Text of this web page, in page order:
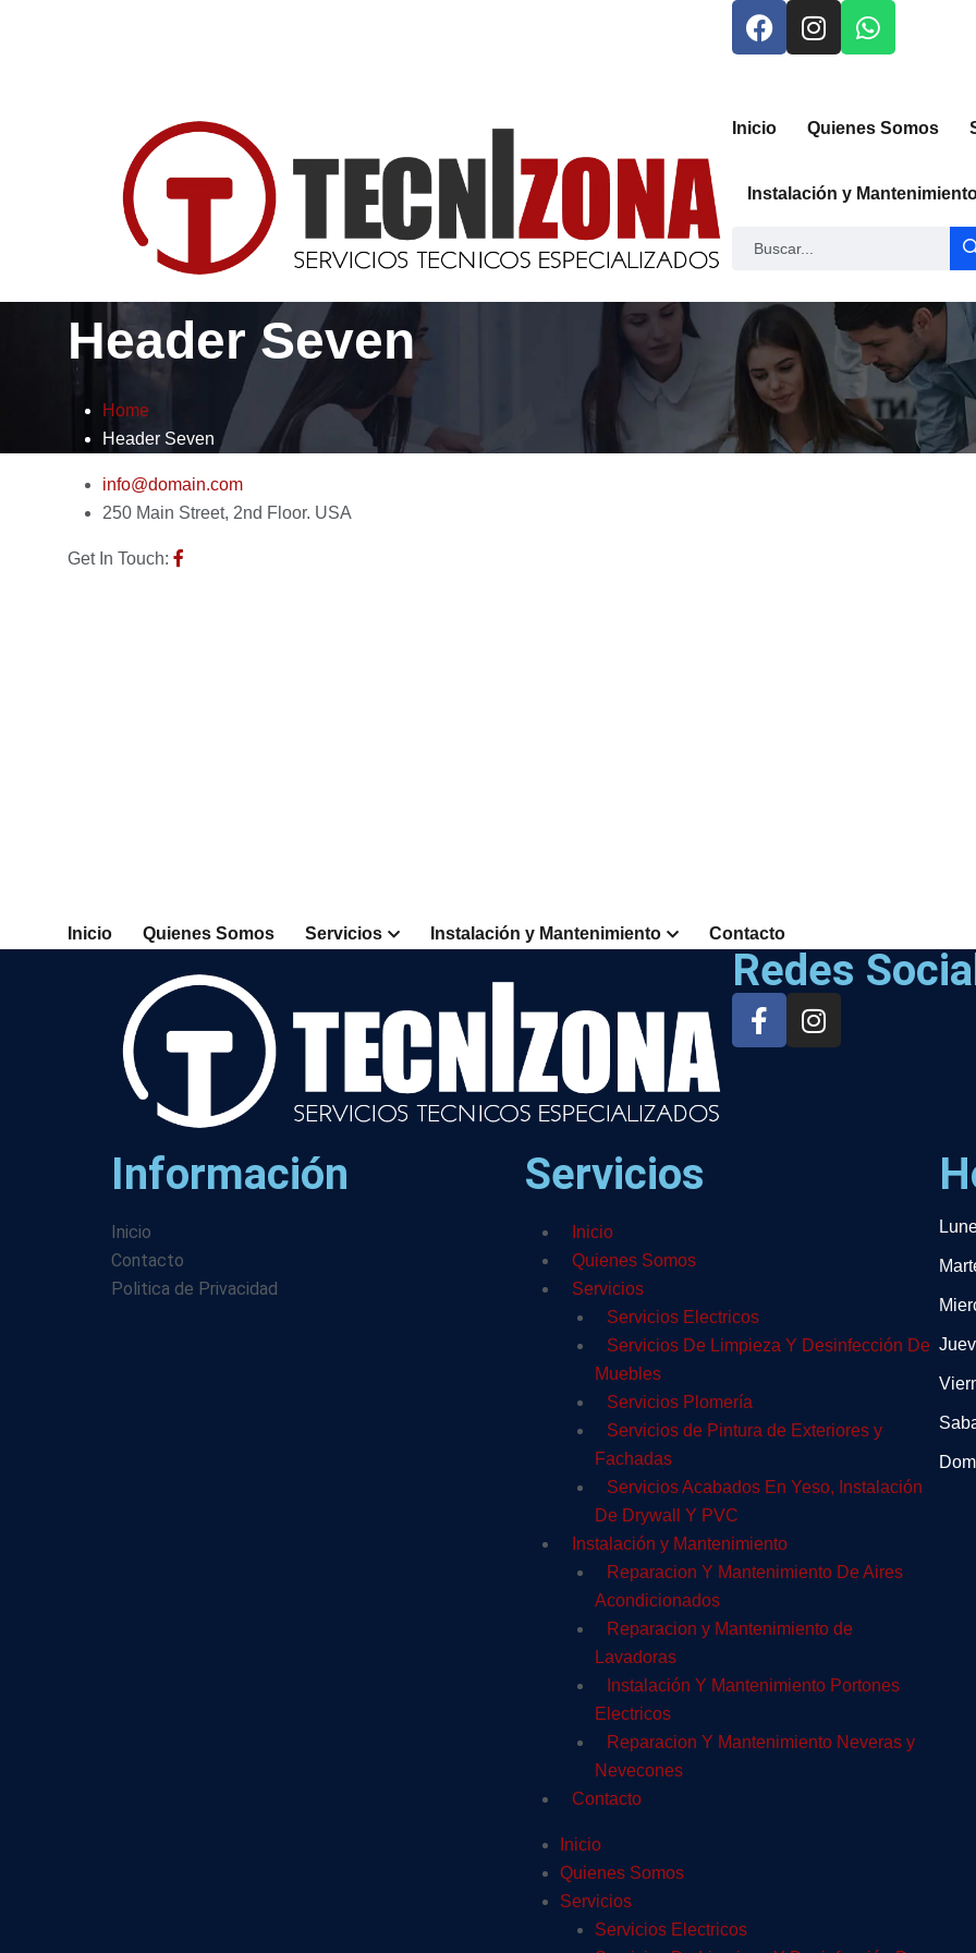
Inicio Quienes Somos
Instalación y
Header Seven
Home
Header Seven
info@domain.com
250 Main Street, 2nd Floor. USA
Get In Touch:
Inicio Quienes Somos Servicios Instalación y Mantenimiento Contacto
Redes
Información
Inicio
Contacto
Politica de Privacidad
Servicios
Inicio
Quienes Somos
Servicios
Servicios Electricos
Servicios De Limpieza Y Desinfección De
Muebles
Servicios Plomería
Servicios de Pintura de Exteriores y
Fachadas
Servicios Acabados En Yeso, Instalación
De Drywall Y PVC
Instalación y Mantenimiento
Reparacion Y Mantenimiento De Aires
Acondicionados
Reparacion y Mantenimiento de
Lavadoras
Instalación Y Mantenimiento Portones
Electricos
Reparacion Y Mantenimiento Neveras y
Nevecones
Contacto
Inicio
Quienes Somos
Servicios
Servicios Electricos